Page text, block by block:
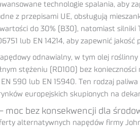
technologie spalania, aby
z przepisami UE, obsługują
do 30% (B30), natomiast silniki
lub EN 14214, aby zapewnić jakość
odnawialny, w tym olej
stężeniu (RD100) bez
590 lub EN 15940. Ten rodzaj
europejskich skupionych na
moc bez konsekwencji dla
alternatywnych napędów firmy